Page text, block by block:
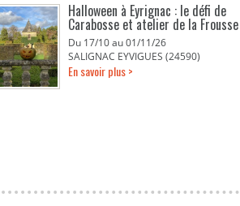
Halloween à Eyrignac : le défi de
Carabosse et atelier de la Frousse
Du 17/10 au 01/11/26
SALIGNAC EYVIGUES (24590)
En savoir plus >